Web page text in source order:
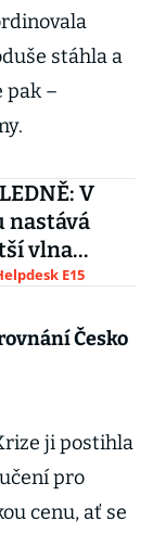
stáhla a
pak –
V
nastává
vlna
E15
Česko
ji postihla
pro
cenu, ať se